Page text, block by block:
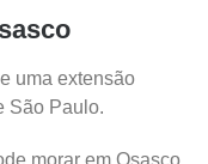
uma extensão
São Paulo.
morar em Osasco